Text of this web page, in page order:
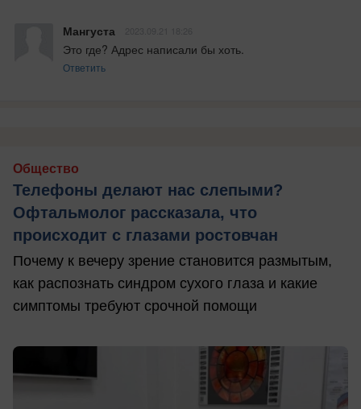
Мангуста
Это где? Адрес написали бы хоть.
Ответить
Общество
Телефоны делают нас слепыми?
Офтальмолог рассказала, что
происходит с глазами ростовчан
Почему к вечеру зрение становится размытым,
как распознать синдром сухого глаза и какие
симптомы требуют срочной помощи